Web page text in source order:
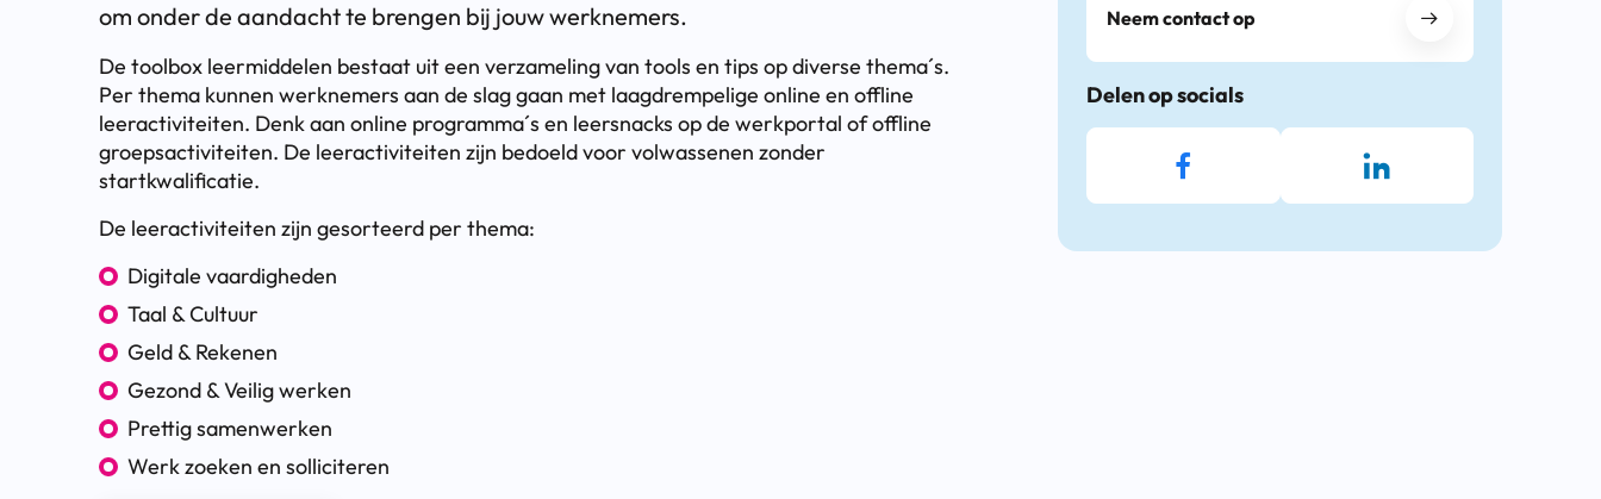
om onder de aandacht te brengen bij jouw werknemers.
De toolbox leermiddelen bestaat uit een verzameling van tools en tips op diverse thema´s.
Per thema kunnen werknemers aan de slag gaan met laagdrempelige online en offline
leeractiviteiten. Denk aan online programma´s en leersnacks op de werkportal of offline
groepsactiviteiten. De leeractiviteiten zijn bedoeld voor volwassenen zonder
startkwalificatie.
De leeractiviteiten zijn gesorteerd per thema:
Digitale vaardigheden
Taal & Cultuur
Geld & Rekenen
Gezond & Veilig werken
Prettig samenwerken
Werk zoeken en solliciteren
Neem contact op
Delen op socials